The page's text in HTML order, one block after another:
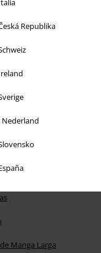
Republika
Nederland
Manga Larga